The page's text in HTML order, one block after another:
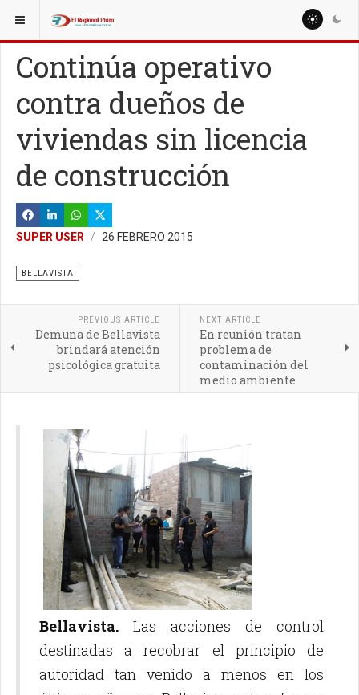
ESTÁ AQUÍ: LOCALES
Continúa operativo
contra dueños de
viviendas sin licencia
de construcción
SUPER USER 26 FEBRERO 2015
BELLAVISTA
PREVIOUS ARTICLE
Demuna de Bellavista
brindará atención
psicológica gratuita
NEXT ARTICLE
En reunión tratan
problema de
contaminación del
medio ambiente
Bellavista. Las acciones de control
destinadas a recobrar el principio de
autoridad tan venido a menos en los